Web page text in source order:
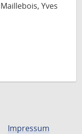
Yves
Impressum